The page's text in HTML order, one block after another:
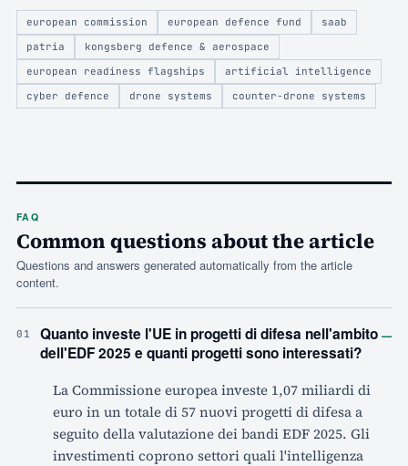
european commission european defence fund
saab
patria
kongsberg defence & aerospace
european readiness flagships
artificial intelligence
cyber defence
drone systems counter-drone systems
FAQ
Common questions about the article
Questions and answers generated automatically from the article
content.
01
Quanto investe l'UE in progetti di difesa nell'ambito
dell'EDF 2025 e quanti progetti sono interessati?
–
La Commissione europea investe 1,07 miliardi di
euro in un totale di 57 nuovi progetti di difesa a
seguito della valutazione dei bandi EDF 2025. Gli
investimenti coprono settori quali l'intelligenza